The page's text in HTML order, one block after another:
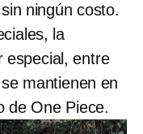
ningún costo.
la
especial, entre
mantienen en
de One Piece.